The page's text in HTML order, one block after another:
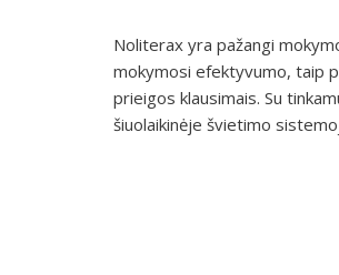
Noliterax yra pažangi
mokymosi efektyvumo, taip
prieigos klausimais. Su
šiuolaikinėje švietimo